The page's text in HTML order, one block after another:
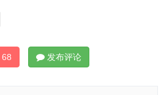
68 发布评论